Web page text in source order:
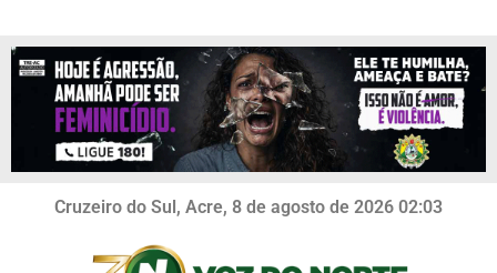
Cruzeiro do Sul, Acre, 8 de agosto de 2026 02:03